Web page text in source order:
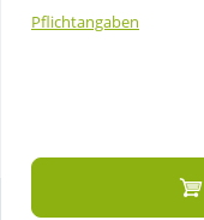
Natur & Homöopathie
Sport & Fitness
Pflichtangaben